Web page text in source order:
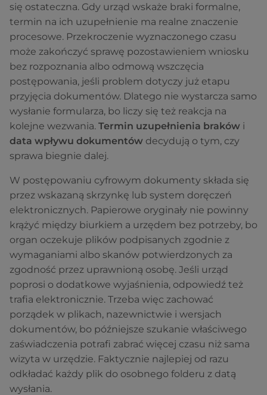
się ostateczna. Gdy urząd wskaże braki formalne,
termin na ich uzupełnienie ma realne znaczenie
procesowe. Przekroczenie wyznaczonego czasu
może zakończyć sprawę pozostawieniem wniosku
bez rozpoznania albo odmową wszczęcia
postępowania, jeśli problem dotyczy już etapu
przyjęcia dokumentów. Dlatego nie wystarcza samo
wysłanie formularza, bo liczy się też reakcja na
kolejne wezwania. Termin uzupełnienia braków i
data wpływu dokumentów decydują o tym, czy
sprawa biegnie dalej.
W postępowaniu cyfrowym dokumenty składa się
przez wskazaną skrzynkę lub system doręczeń
elektronicznych. Papierowe oryginały nie powinny
krążyć między biurkiem a urzędem bez potrzeby, bo
organ oczekuje plików podpisanych zgodnie z
wymaganiami albo skanów potwierdzonych za
zgodność przez uprawnioną osobę. Jeśli urząd
poprosi o dodatkowe wyjaśnienia, odpowiedź też
trafia elektronicznie. Trzeba więc zachować
porządek w plikach, nazewnictwie i wersjach
dokumentów, bo późniejsze szukanie właściwego
zaświadczenia potrafi zabrać więcej czasu niż sama
wizyta w urzędzie. Faktycznie najlepiej od razu
odkładać każdy plik do osobnego folderu z datą
wysłania.